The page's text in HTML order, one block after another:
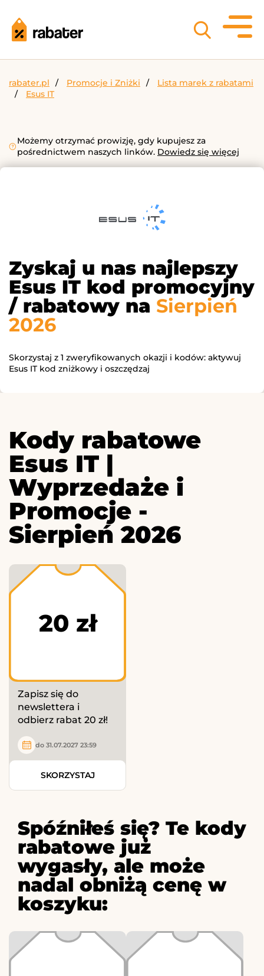
rabater.pl Promocje i Zniżki
Lista marek z rabatami
Esus IT
Możemy otrzymać prowizję, gdy kupujesz za
pośrednictwem naszych linków. Dowiedz się więcej
Zyskaj u nas najlepszy
Esus IT kod promocyjny
/ rabatowy na Sierpień
2026
Skorzystaj z 1 zweryfikowanych okazji i kodów: aktywuj
Esus IT kod zniżkowy i oszczędzaj
Kody rabatowe
Esus IT |
Wyprzedaże i
Promocje -
Sierpień 2026
20 zł
Zapisz się do
newslettera i
odbierz rabat 20 zł!
do 31.07.2027 23:59
SKORZYSTAJ
Spóźniłeś się? Te kody
rabatowe już
wygasły, ale może
nadal obniżą cenę w
koszyku: